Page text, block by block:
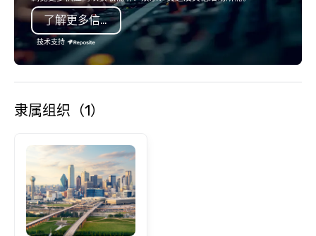
了解更多信息
技术支持
隶属组织（1）